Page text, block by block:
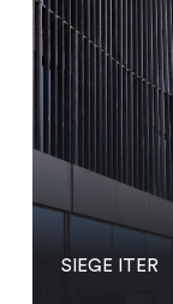
SIEGE ITER